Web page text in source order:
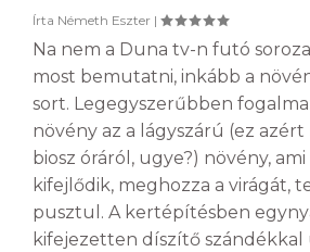
Írta Németh Eszter |
Na nem a Duna tv-n futó
most bemutatni, inkább a
sort. Legegyszerűbben
növény az a lágyszárú (ez
biosz óráról, ugye?) növény,
kifejlődik, meghozza a virágát,
pusztul. A kertépítésben
kifejezetten díszítő